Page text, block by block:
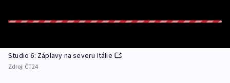
Studio 6: Záplavy na severu Itálie
Zdroj: ČT24